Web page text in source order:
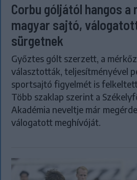
Corbu góljától hangos a
magyar sajtó,
sürgetnek
Győztes gólt szerzett, a
választották, teljesítményével
sportsajtó figyelmét is
Több szaklap szerint a
Akadémia neveltje már
válogatott meghívóját.